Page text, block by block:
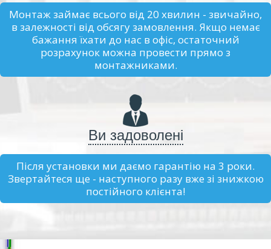
Монтаж займає всього від 20 хвилин - звичайно,
в залежності від обсягу замовлення. Якщо немає
бажання їхати до нас в офіс, остаточний
розрахунок можна провести прямо з
монтажниками.
Ви задоволені
Після установки ми даємо гарантію на 3 роки.
Звертайтеся ще - наступного разу вже зі знижкою
постійного клієнта!